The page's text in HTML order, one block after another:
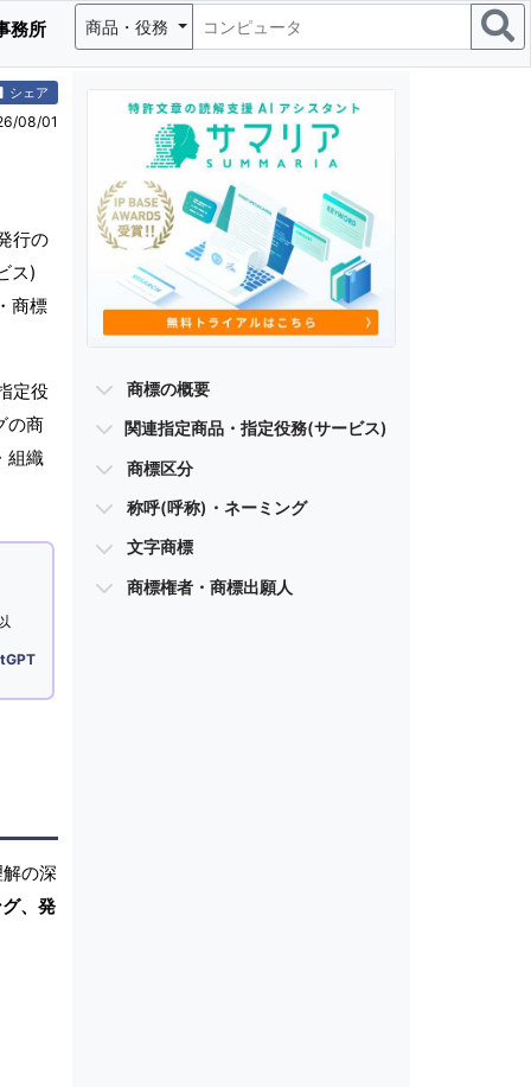
務所 商品・役務
シェア
08/01
行の
ス)
商標
定役
の商
組織
の深
、発
商標の概要
関連指定商品・指定役務(サービス)
商標区分
称呼(呼称)・ネーミング
文字商標
商標権者・商標出願人